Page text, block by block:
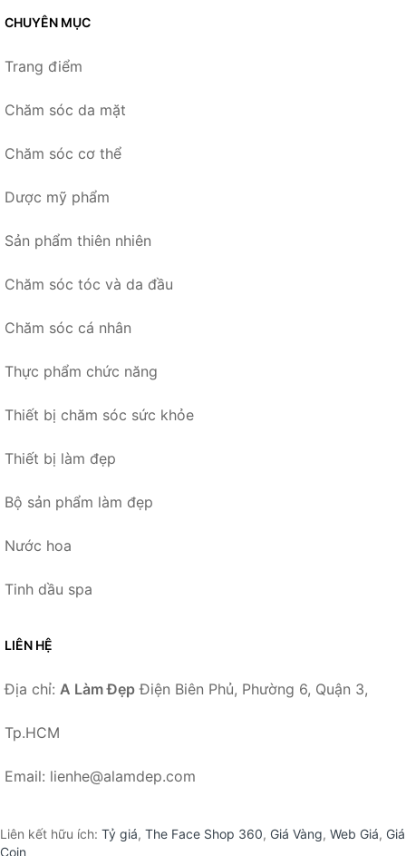
CHUYÊN MỤC
Trang điểm
Chăm sóc da mặt
Chăm sóc cơ thể
Dược mỹ phẩm
Sản phẩm thiên nhiên
Chăm sóc tóc và da đầu
Chăm sóc cá nhân
Thực phẩm chức năng
Thiết bị chăm sóc sức khỏe
Thiết bị làm đẹp
Bộ sản phẩm làm đẹp
Nước hoa
Tinh dầu spa
LIÊN HỆ
Địa chỉ: A Làm Đẹp Điện Biên Phủ, Phường 6, Quận 3,
Tp.HCM
Email: lienhe@alamdep.com
Liên kết hữu ích: Tỷ giá, The Face Shop 360, Giá Vàng, Web Giá, Giá
Coin